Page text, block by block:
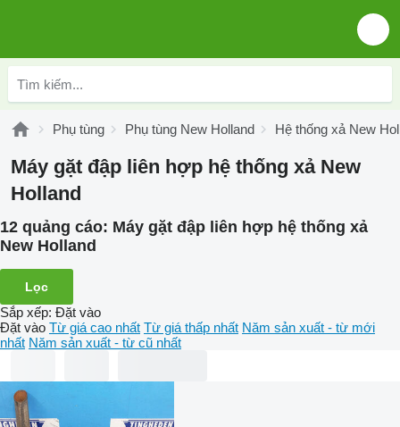
Phụ tùng Phụ tùng New Holland Hệ thống xả New
Máy gặt đập liên hợp hệ thống xả New
Holland
12 quảng cáo: Máy gặt đập liên hợp hệ thống xả
New Holland
Lọc
Sắp xếp: Đặt vào
Đặt vào Từ giá cao nhất Từ giá thấp nhất Năm sản xuất - từ mới
nhất Năm sản xuất - từ cũ nhất